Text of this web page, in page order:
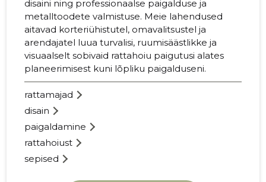
disaini ning professionaalse paigalduse ja
metalltoodete valmistuse. Meie lahendused
aitavad korteriühistutel, omavalitsustel ja
arendajatel luua turvalisi, ruumisäästlikke ja
visuaalselt sobivaid rattahoiu paigutusi alates
planeerimisest kuni lõpliku paigalduseni.
rattamajad
disain
paigaldamine
rattahoiust
sepised